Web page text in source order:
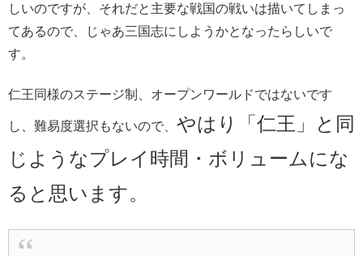
しいのですが、それだと主要な戦国の戦いは描いてしまっ
てあるので、じゃあ三国志にしようかとなったらしいで
す。
仁王同様のステージ制、オープンワールドではないです
し、難易度選択もないので、 やはり「仁王」と同
じようなプレイ時間・ボリュームにな
ると思います。